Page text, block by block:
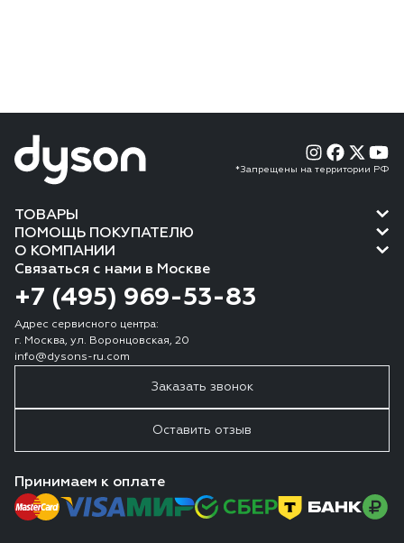
*Запрещены на территории РФ
ТОВАРЫ
ПОМОЩЬ ПОКУПАТЕЛЮ
О КОМПАНИИ
Связаться с нами в Москве
+7 (495) 969-53-83
Адрес сервисного центра:
г. Москва, ул. Воронцовская, 20
info@dysons-ru.com
Заказать звонок
Оставить отзыв
Принимаем к оплате